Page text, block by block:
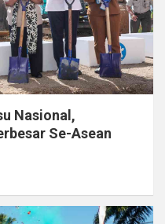
Nasional,
Se-Asean